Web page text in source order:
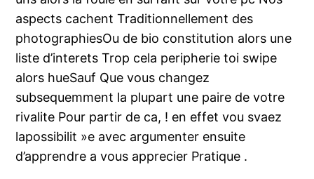
aspects cachent Traditionnellement des
photographiesOu de bio constitution alors une
liste d’interets Trop cela peripherie toi swipe
alors hueSauf Que vous changez
subsequemment la plupart une paire de votre
rivalite Pour partir de ca, ! en effet vou svaez
lapossibilit »e avec argumenter ensuite
d’apprendre a vous apprecier Pratique .